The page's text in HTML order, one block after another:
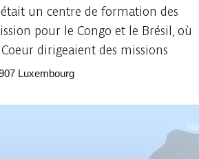
un centre de formation des
pour le Congo et le Brésil, où
dirigeaient des missions
Luxembourg